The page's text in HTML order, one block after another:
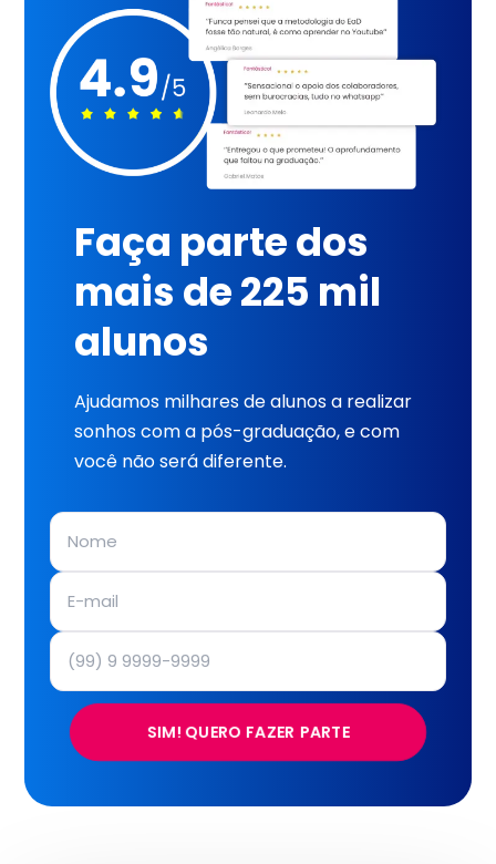
Faça parte dos
mais de 225 mil
alunos
Ajudamos milhares de alunos a realizar
sonhos com a pós-graduação, e com
você não será diferente.
SIM! QUERO FAZER PARTE